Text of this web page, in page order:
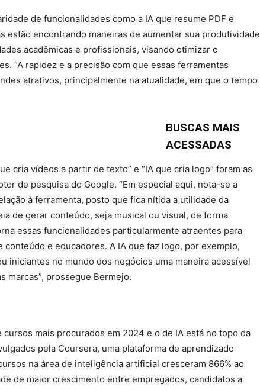
de funcionalidades como a IA que resume PDF e
estão encontrando maneiras de aumentar sua produtividade
acadêmicas e profissionais, visando otimizar o
“A rapidez e a precisão com que essas ferramentas
atrativos, principalmente na atualidade, em que o tempo
BUSCAS MAIS
ACESSADAS
cria vídeos a partir de texto” e “IA que cria logo” foram as
de pesquisa do Google. “Em especial aqui, nota-se a
à ferramenta, posto que fica nítida a utilidade da
de gerar conteúdo, seja musical ou visual, de forma
essas funcionalidades particularmente atraentes para
e educadores. A IA que faz logo, por exemplo,
iniciantes no mundo dos negócios uma maneira acessível
marcas”, prossegue Bermejo.
mais procurados em 2024 e o de IA está no topo da
pela Coursera, uma plataforma de aprendizado
na área de inteligência artificial cresceram 866% ao
de maior crescimento entre empregados, candidatos a